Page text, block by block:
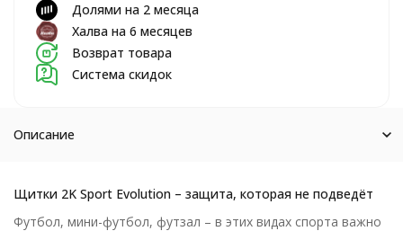
Долями на 2 месяца
Халва на 6 месяцев
Возврат товара
Система скидок
Описание
Щитки 2K Sport Evolution – защита, которая не подведёт
Футбол, мини-футбол, футзал – в этих видах спорта важно